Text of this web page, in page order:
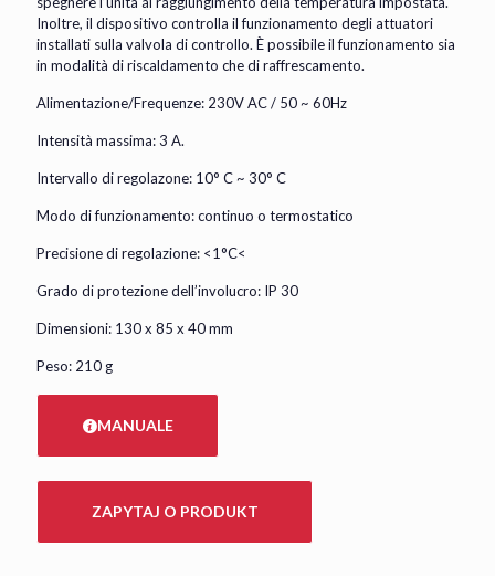
Inoltre, il dispositivo controlla il funzionamento degli attuatori
installati sulla valvola di controllo. È possibile il funzionamento sia
in modalità di riscaldamento che di raffrescamento.
Alimentazione/Frequenze: 230V AC / 50 ~ 60Hz
Intensità massima: 3 A.
Intervallo di regolazone: 10° C ~ 30° C
Modo di funzionamento: continuo o termostatico
Precisione di regolazione: <1°C<
Grado di protezione dell’involucro: IP 30
Dimensioni: 130 x 85 x 40 mm
Peso: 210 g
MANUALE
ZAPYTAJ O PRODUKT